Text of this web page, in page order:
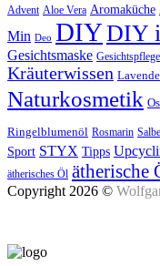
Advent Aloe Vera Aromaküche
Min Deo DIYDIY
Gesichtsmaske Gesichtspflege
Kräuterwissen
Naturkosmetik
Ringelblumenöl Rosmarin
Sport STYX Tipps
ätherisches Öl ätherische
Copyright 2026 ©